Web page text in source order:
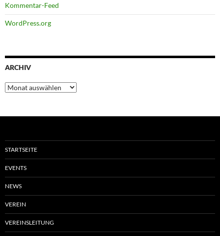
Kommentar-Feed
WordPress.org
ARCHIV
Archiv
STARTSEITE
EVENTS
NEWS
VEREIN
VEREINSLEITUNG